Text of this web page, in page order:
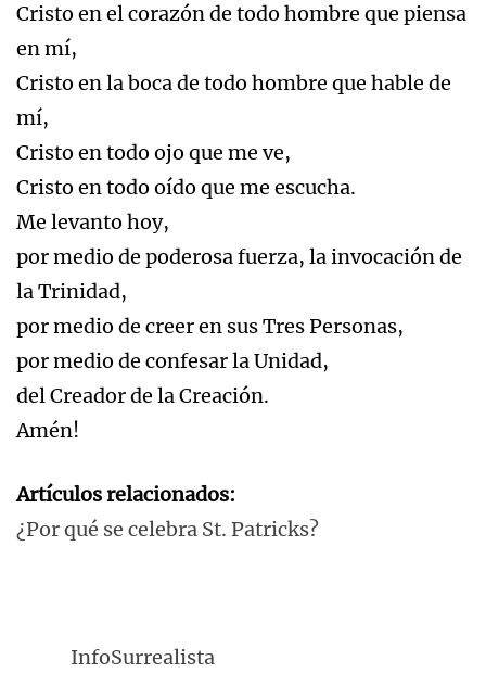
Cristo en el corazón de todo hombre que piensa
en mí,
Cristo en la boca de todo hombre que hable de
mí,
Cristo en todo ojo que me ve,
Cristo en todo oído que me escucha.
Me levanto hoy,
por medio de poderosa fuerza, la invocación de
la Trinidad,
por medio de creer en sus Tres Personas,
por medio de confesar la Unidad,
del Creador de la Creación.
Amén!
Artículos relacionados:
¿Por qué se celebra St. Patricks?
InfoSurrealista